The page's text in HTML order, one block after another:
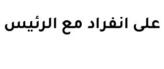
انفراد مع الرئيس